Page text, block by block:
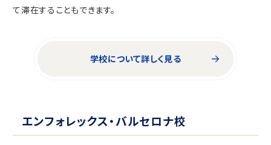
て滞在することもできます。
学校について詳しく見る
エンフォレックス・バルセロナ校